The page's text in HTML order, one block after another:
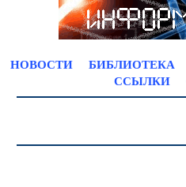
НОВОСТИ БИБЛИОТЕКА
ССЫЛКИ